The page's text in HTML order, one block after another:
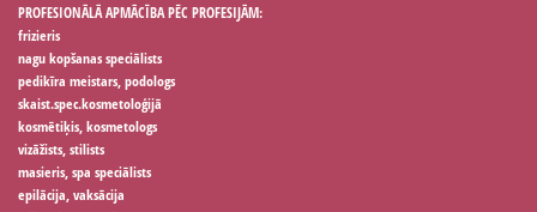
PROFESIONĀLĀ APMĀCĪBA PĒC PROFESIJĀM:
frizieris
nagu kopšanas speciālists
pedikīra meistars, podologs
skaist.spec.kosmetoloģijā
kosmētiķis, kosmetologs
vizāžists, stilists
masieris, spa speciālists
epilācija, vaksācija